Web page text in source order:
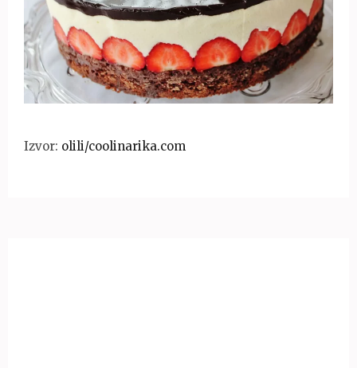
Izvor: olili/coolinarika.com